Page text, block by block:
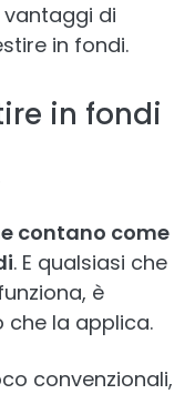
di
in fondi.
in fondi
contano come
. E qualsiasi che
è
che la applica.
convenzionali,